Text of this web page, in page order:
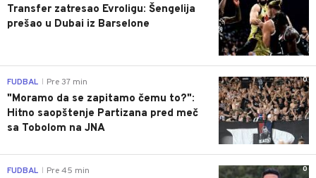
Transfer zatresao Evroligu: Šengelija
prešao u Dubai iz Barselone
0
FUDBAL Pre 37 min
"Moramo da se zapitamo čemu to?":
Hitno saopštenje Partizana pred meč
sa Tobolom na JNA
0
FUDBAL Pre 45 min